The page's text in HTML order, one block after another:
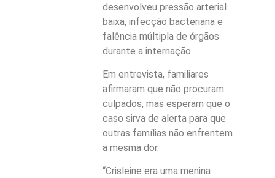
desenvolveu pressão arterial
baixa, infecção bacteriana e
falência múltipla de órgãos
durante a internação.
Em entrevista, familiares
afirmaram que não procuram
culpados, mas esperam que o
caso sirva de alerta para que
outras famílias não enfrentem
a mesma dor.
“Crisleine era uma menina